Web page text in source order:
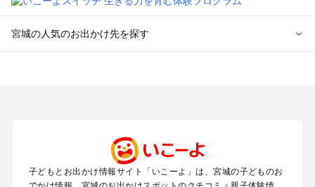
宮城の人気のお出かけ先を探す
蔵王・白石のプールお出かけ
石巻・気仙沼のプールお出かけ
栗原・登米のプールお出かけ
子どもとお出かけ情報サイト「いこーよ」は、宮城の子どものお